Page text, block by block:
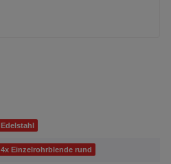
Edelstahl
4x Einzelrohrblende rund